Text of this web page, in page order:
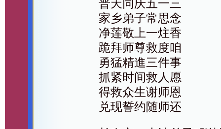
普天同庆五一三
家乡弟子常思念
净莲敬上一炷香
跪拜师尊救度咱
勇猛精進三件事
抓紧时间救人愿
得救众生谢师恩
兑现誓约随师还